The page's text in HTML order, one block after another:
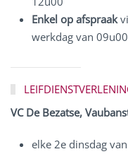
Enkel op afspraak
werkdag van
VC De Bezatse,
elke 2e dinsdag